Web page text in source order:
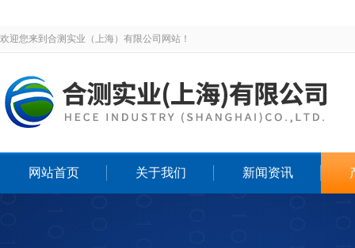
欢迎您来到合测实业（上海）有限公司网站！
网站首页 关于我们 新闻资讯